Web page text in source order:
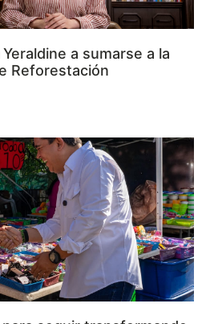
a sumarse a la
Reforestación